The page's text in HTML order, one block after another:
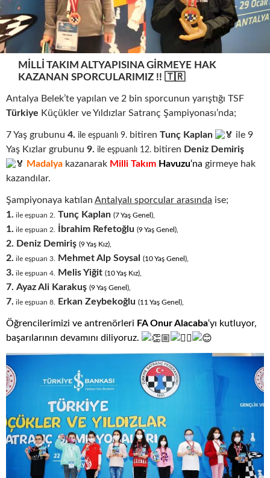
MILLI TAKIM ALTYAPISINA GIRMEYE HAK
KAZANAN SPORCULARIMIZ !! 🇹🇷
Antalya Belek’te yapılan ve 2 bin sporcunun yarıştığı TSF
Türkiye Küçükler ve Yıldızlar Satranç Şampiyonası’nda;
7 Yaş grubunu 4. ile eşpuanlı 9. bitiren Tunç Kaplan
ile 9
Yaş Kızlar grubunu 9. ile eşpuanlı 12. bitiren Deniz Demiriş
Madalya kazanarak Milli Takım Havuzu‘na girmeye hak
kazandılar.
Şampiyonaya katılan Antalyalı sporcular arasında ise;
1. ile eşpuan 2. Tunç Kaplan (7Yaş Genel),
1. ile eşpuan 2. İbrahim Refetoğlu (9Yaş Genel),
2. Deniz Demiriş (9Yaş Kız),
2. ile eşpuan 3. Mehmet Alp Soysal (10Yaş Genel),
3. ile eşpuan 4. Melis Yiğit (10Yaş Kız),
7. Ayaz Ali Karakuş (9Yaş Genel),
7. ile eşpuan 8. Erkan Zeybekoğlu (11 Yaş Genel),
Öğrencilerimizi ve antrenörleri FA Onur Alacaba‘yı kutluyor,
başarılarının devamını diliyoruz.